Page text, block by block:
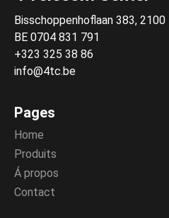
Bisschoppenhoflaan 383, 2100
BE 0704 831 791
+323 325 38 86
info@4tc.be
Pages
Home
Produits
Á propos
Contact